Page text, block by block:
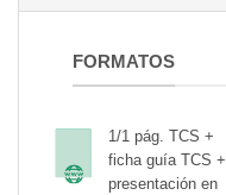
FORMATOS
1/1 pág. TCS +
ficha guía TCS +
presentación en